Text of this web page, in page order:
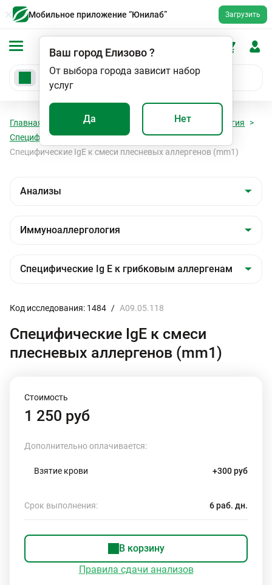
Мобильное приложение “Юнилаб” Загрузить
Ваш город Елизово?
От выбора города зависит набор
услуг
Да Нет
Главная Анализы
Иммуноаллергология
Специфические Ig E к грибковым аллергенам
Специфические IgE к смеси плесневых аллергенов (mm1)
Код исследования: 1484 / A09.05.118
Специфические IgE к смеси
плесневых аллергенов (mm1)
Стоимость
1 250 руб
Дополнительно оплачивается:
Взятие крови +300 руб
Срок выполнения: 6 раб. дн.
В корзину
Правила сдачи анализов